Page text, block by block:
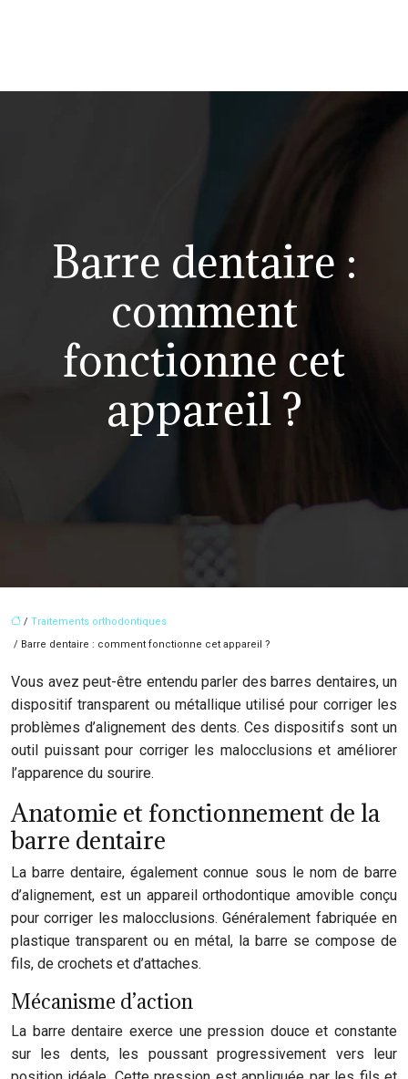
Barre dentaire :
comment
fonctionne cet
appareil ?
/ Traitements orthodontiques
/ Barre dentaire : comment fonctionne cet appareil ?
Vous avez peut-être entendu parler des barres dentaires, un
dispositif transparent ou métallique utilisé pour corriger les
problèmes d’alignement des dents. Ces dispositifs sont un
outil puissant pour corriger les malocclusions et améliorer
l’apparence du sourire.
Anatomie et fonctionnement de la
barre dentaire
La barre dentaire, également connue sous le nom de barre
d’alignement, est un appareil orthodontique amovible conçu
pour corriger les malocclusions. Généralement fabriquée en
plastique transparent ou en métal, la barre se compose de
fils, de crochets et d’attaches.
Mécanisme d’action
La barre dentaire exerce une pression douce et constante
sur les dents, les poussant progressivement vers leur